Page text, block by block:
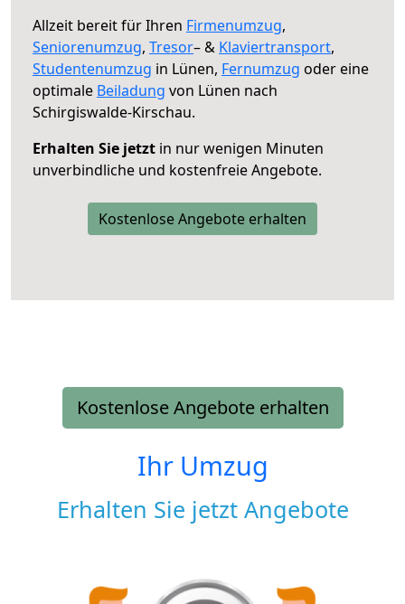
Allzeit bereit für Ihren Firmenumzug,
Seniorenumzug, Tresor– & Klaviertransport,
Studentenumzug in Lünen, Fernumzug oder eine
optimale Beiladung von Lünen nach
Schirgiswalde-Kirschau.
Erhalten Sie jetzt in nur wenigen Minuten
unverbindliche und kostenfreie Angebote.
Kostenlose Angebote erhalten
Kostenlose Angebote erhalten
Ihr Umzug
Erhalten Sie jetzt Angebote